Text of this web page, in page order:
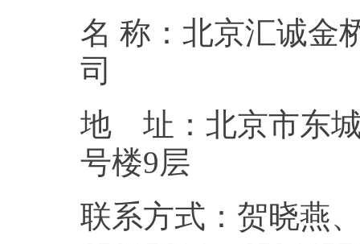
名 称：北京汇诚金
地 址：北京市东城
号
联系方式：贺晓燕